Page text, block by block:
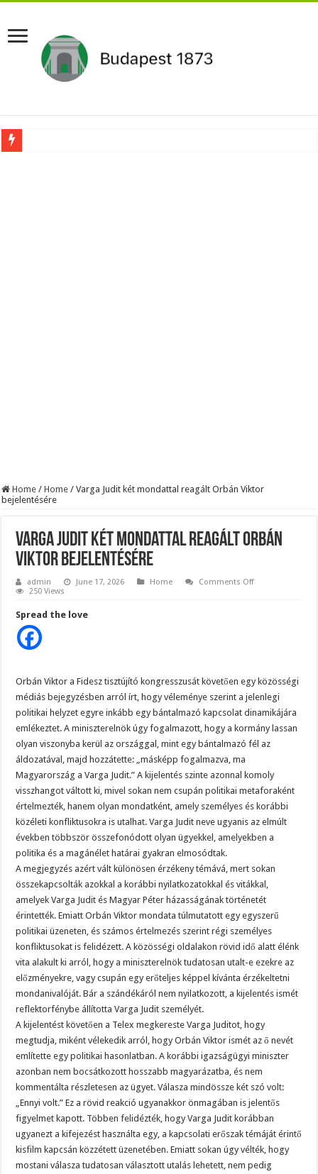
Home / Home / Varga Judit két mondattal reagált Orbán Viktor
bejelentésére
Varga Judit két mondattal reagált Orbán
Viktor bejelentésére
admin June 17, 2026 Home Comments Offon
250 Views
Spread the love
Orbán Viktor a Fidesz tisztújító kongresszusát követően egy közösségi
médiás bejegyzésben arról írt, hogy véleménye szerint a jelenlegi
politikai helyzet egyre inkább egy bántalmazó kapcsolat dinamikájára
emlékeztet. A miniszterelnök úgy fogalmazott, hogy a kormány lassan
olyan viszonyba kerül az országgal, mint egy bántalmazó fél az
áldozatával, majd hozzátette: „másképp fogalmazva, ma
Magyarország a Varga Judit.” A kijelentés szinte azonnal komoly
visszhangot váltott ki, mivel sokan nem csupán politikai metaforaként
értelmezték, hanem olyan mondatként, amely személyes és korábbi
közéleti konfliktusokra is utalhat. Varga Judit neve ugyanis az elmúlt
években többször összefonódott olyan ügyekkel, amelyekben a
politika és a magánélet határai gyakran elmosódtak.
A megjegyzés azért vált különösen érzékeny témává, mert sokan
összekapcsolták azokkal a korábbi nyilatkozatokkal és vitákkal,
amelyek Varga Judit és Magyar Péter házasságának történetét
érintették. Emiatt Orbán Viktor mondata túlmutatott egy egyszerű
politikai üzeneten, és számos értelmezés szerint régi személyes
konfliktusokat is felidézett. A közösségi oldalakon rövid idő alatt élénk
vita alakult ki arról, hogy a miniszterelnök tudatosan utalt-e ezekre az
előzményekre, vagy csupán egy erőteljes képpel kívánta érzékeltetni
mondanivalóját. Bár a szándékáról nem nyilatkozott, a kijelentés ismét
reflektorfénybe állította Varga Judit személyét.
A kijelentést követően a Telex megkereste Varga Juditot, hogy
megtudja, miként vélekedik arról, hogy Orbán Viktor ismét az ő nevét
említette egy politikai hasonlatban. A korábbi igazságügyi miniszter
azonban nem bocsátkozott hosszabb magyarázatba, és nem
kommentálta részletesen az ügyet. Válasza mindössze két szó volt:
„Ennyi volt.” Ez a rövid reakció ugyanakkor önmagában is jelentős
figyelmet kapott. Többen felidézték, hogy Varga Judit korábban
ugyanezt a kifejezést használta egy, a kapcsolati erőszak témáját érintő
kisfilm kapcsán közzétett üzenetében. Emiatt sokan úgy vélték, hogy
mostani válasza tudatosan választott utalás lehetett, nem pedig